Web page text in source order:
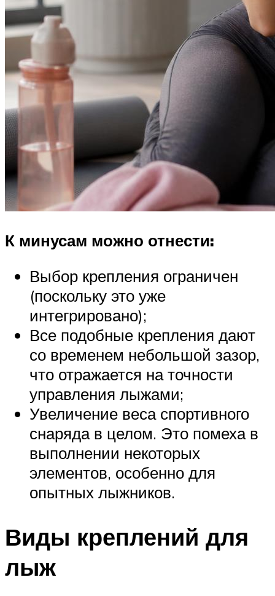
К минусам можно отнести:
Выбор крепления ограничен
(поскольку это уже
интегрировано);
Все подобные крепления дают
со временем небольшой зазор,
что отражается на точности
управления лыжами;
Увеличение веса спортивного
снаряда в целом. Это помеха в
выполнении некоторых
элементов, особенно для
опытных лыжников.
Виды креплений для
лыж